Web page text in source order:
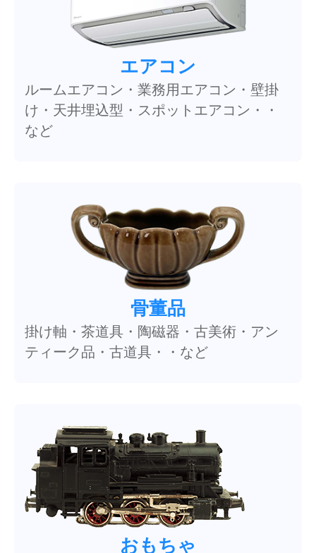
エアコン
ルームエアコン・業務用エアコン・壁掛
け・天井埋込型・スポットエアコン・・
など
骨董品
掛け軸・茶道具・陶磁器・古美術・アン
ティーク品・古道具・・など
おもちゃ